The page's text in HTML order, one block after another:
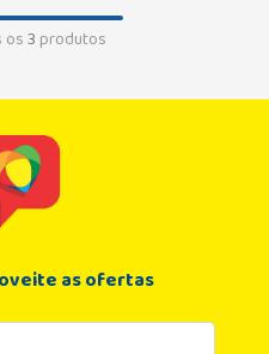
os3produtos
as ofertas